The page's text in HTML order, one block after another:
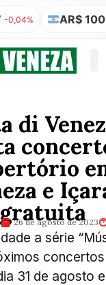
100 = R$ 0,32
di
e
26 de agosto de 2023
a série
31 de agosto